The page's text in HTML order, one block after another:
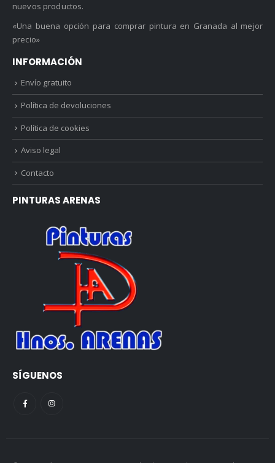
nuevos productos.
«Una buena opción para comprar pintura en Granada al mejor
precio»
INFORMACIÓN
Envío gratuito
Política de devoluciones
Política de cookies
Aviso legal
Contacto
PINTURAS ARENAS
SÍGUENOS